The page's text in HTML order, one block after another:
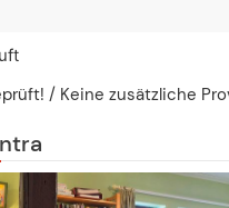
/ Keine zusätzliche